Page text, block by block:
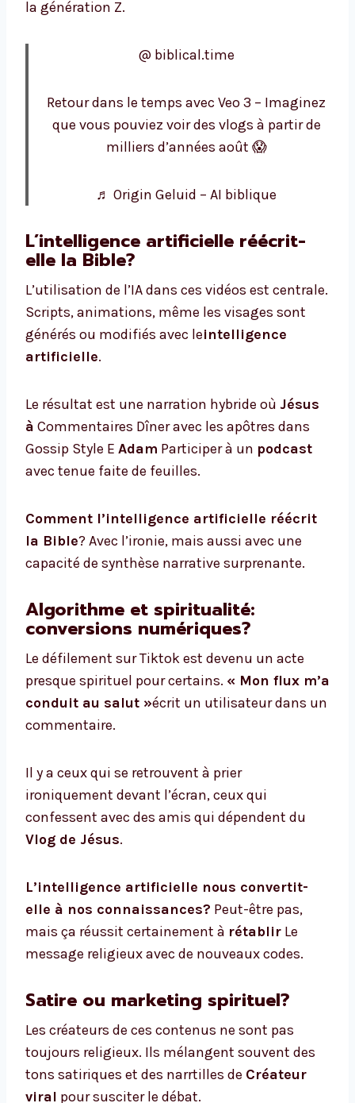
la génération Z.
@ biblical.time
Retour dans le temps avec Veo 3 – Imaginez
que vous pouviez voir des vlogs à partir de
milliers d’années août 😱
♬ Origin Geluid – AI biblique
L’intelligence artificielle réécrit-
elle la Bible?
L’utilisation de l’IA dans ces vidéos est centrale.
Scripts, animations, même les visages sont
générés ou modifiés avec leintelligence
artificielle.
Le résultat est une narration hybride où Jésus
à Commentaires Dîner avec les apôtres dans
Gossip Style E Adam Participer à un podcast
avec tenue faite de feuilles.
Comment l’intelligence artificielle réécrit
la Bible? Avec l’ironie, mais aussi avec une
capacité de synthèse narrative surprenante.
Algorithme et spiritualité:
conversions numériques?
Le défilement sur Tiktok est devenu un acte
presque spirituel pour certains. « Mon flux m’a
conduit au salut »écrit un utilisateur dans un
commentaire.
Il y a ceux qui se retrouvent à prier
ironiquement devant l’écran, ceux qui
confessent avec des amis qui dépendent du
Vlog de Jésus.
L’intelligence artificielle nous convertit-
elle à nos connaissances? Peut-être pas,
mais ça réussit certainement à rétablir Le
message religieux avec de nouveaux codes.
Satire ou marketing spirituel?
Les créateurs de ces contenus ne sont pas
toujours religieux. Ils mélangent souvent des
tons satiriques et des narrtilles de Créateur
viral pour susciter le débat.